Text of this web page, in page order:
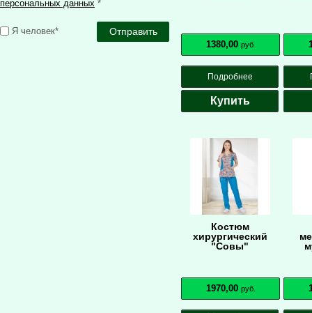
персональных данных *
Я человек*
1380,00 руб.
Подробнее
Купить
Костюм
хирургический
"Совы"
1970,00 руб.